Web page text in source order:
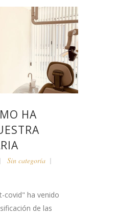
HA
Sin categoría
covid" ha venido
de las